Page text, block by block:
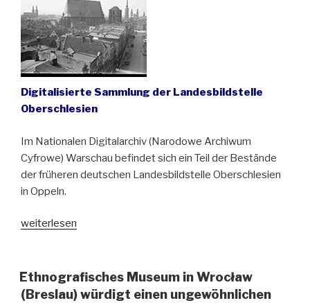
Schwarzem
Meer“
Digitalisierte Sammlung der Landesbildstelle
Oberschlesien
Im Nationalen Digitalarchiv (Narodowe Archiwum
Cyfrowe) Warschau befindet sich ein Teil der Bestände
der früheren deutschen Landesbildstelle Oberschlesien
in Oppeln.
„Oberschlesien
Bildern“
weiterlesen
Ethnografisches Museum in Wrocław
(Breslau) würdigt einen ungewöhnlichen